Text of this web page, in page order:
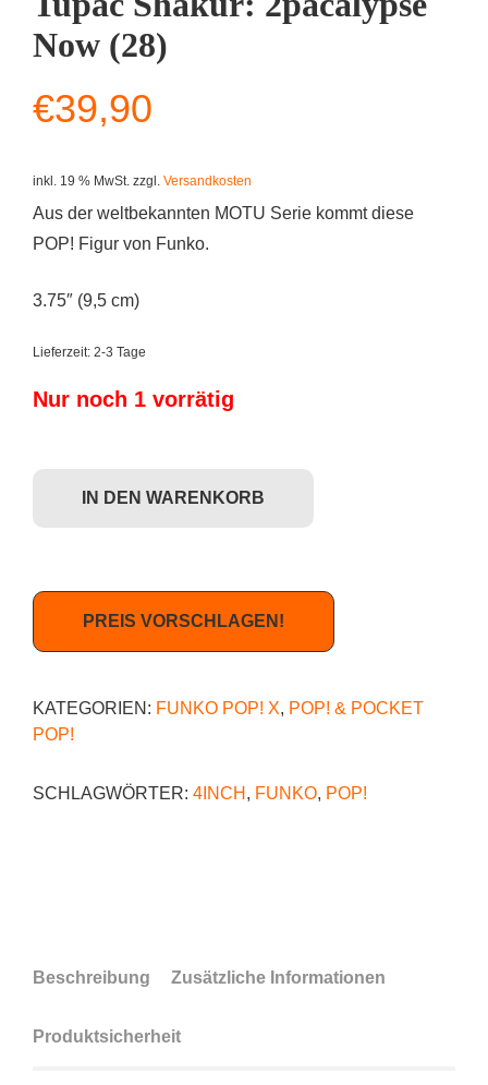
Now (28)
€39,90
inkl. 19 % MwSt. zzgl. Versandkosten
Aus der weltbekannten MOTU Serie kommt diese
POP! Figur von Funko.
3.75″ (9,5 cm)
Lieferzeit: 2-3 Tage
Nur noch 1 vorrätig
IN DEN WARENKORB
PREIS VORSCHLAGEN!
KATEGORIEN: FUNKO POP! X, POP! & POCKET
POP!
SCHLAGWÖRTER: 4INCH , FUNKO, POP!
Beschreibung Zusätzliche Informationen
Produktsicherheit